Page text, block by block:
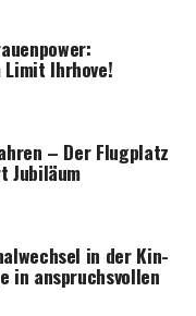
Limit Ihrhove!
– Der Flug­platz
Jubiläum
in der Kin­
in anspruchs­vol­len